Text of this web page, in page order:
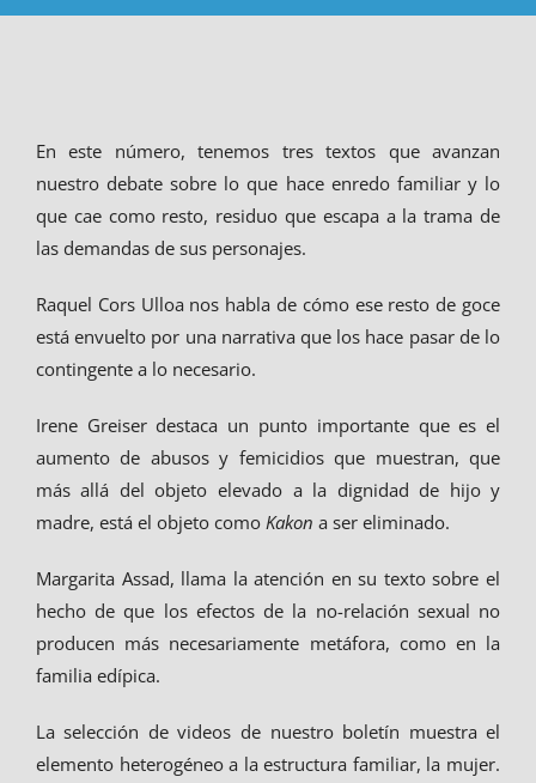
En este número, tenemos tres textos que avanzan
nuestro debate sobre lo que hace enredo familiar y lo
que cae como resto, residuo que escapa a la trama de
las demandas de sus personajes.
Raquel Cors Ulloa nos habla de cómo ese resto de goce
está envuelto por una narrativa que los hace pasar de lo
contingente a lo necesario.
Irene Greiser destaca un punto importante que es el
aumento de abusos y femicidios que muestran, que
más allá del objeto elevado a la dignidad de hijo y
madre, está el objeto como Kakon a ser eliminado.
Margarita Assad, llama la atención en su texto sobre el
hecho de que los efectos de la no-relación sexual no
producen más necesariamente metáfora, como en la
familia edípica.
La selección de videos de nuestro boletín muestra el
elemento heterogéneo a la estructura familiar, la mujer.